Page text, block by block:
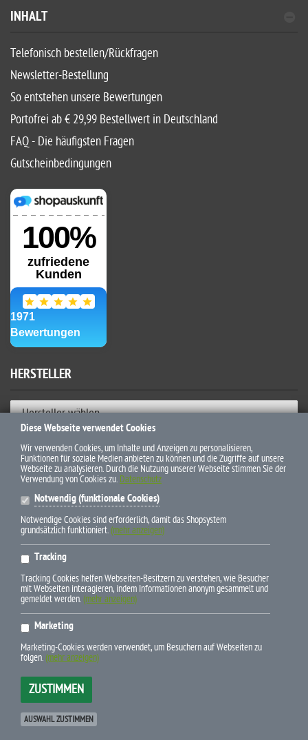
INHALT
Telefonisch bestellen/Rückfragen
Newsletter-Bestellung
So entstehen unsere Bewertungen
Portofrei ab € 29,99 Bestellwert in Deutschland
FAQ - Die häufigsten Fragen
Gutscheinbedingungen
HERSTELLER
Hersteller wählen
ZAHLUNGSWEISEN
* Alle Preise inkl. gesetzl. Mehrwertsteuer zzgl. Versandkosten und
ggf. Nachnahmegebühren, wenn nicht anders beschrieben
Newsletter-Bestellung
Telefon +49 (0) 79 45-9 43 95 24
xt:Commerce 6.6.10 Pro © 2025
Betreut durch:
Diese Webseite verwendet Cookies
Wir verwenden Cookies, um Inhalte und Anzeigen zu personalisieren,
Funktionen für soziale Medien anbieten zu können und die Zugriffe auf unsere
Webseite zu analysieren. Durch die Nutzung unserer Webseite stimmen Sie der
Verwendung von Cookies zu. Datenschutz
Notwendig (funktionale Cookies)
Notwendige Cookies sind erforderlich, damit das Shopsystem
grundsätzlich funktioniert.(mehr anzeigen)
Tracking
Tracking Cookies helfen Webseiten-Besitzern zu verstehen, wie Besucher
mit Webseiten interagieren, indem Informationen anonym gesammelt und
gemeldet werden.(mehr anzeigen)
Marketing
Marketing-Cookies werden verwendet, um Besuchern auf Webseiten zu
folgen.(mehr anzeigen)
ZUSTIMMEN
AUSWAHL ZUSTIMMEN